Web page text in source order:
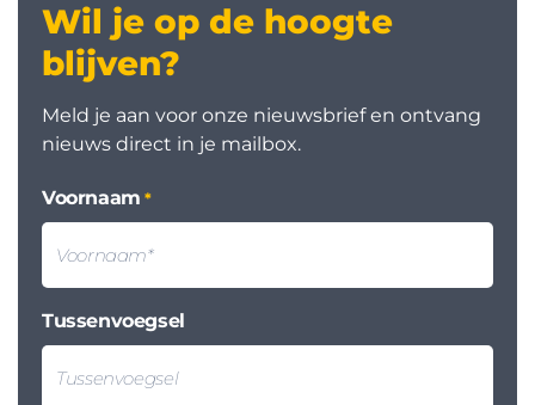
Wil je op de hoogte
blijven?
Meld je aan voor onze nieuwsbrief en ontvang
nieuws direct in je mailbox.
Voornaam *
Tussenvoegsel